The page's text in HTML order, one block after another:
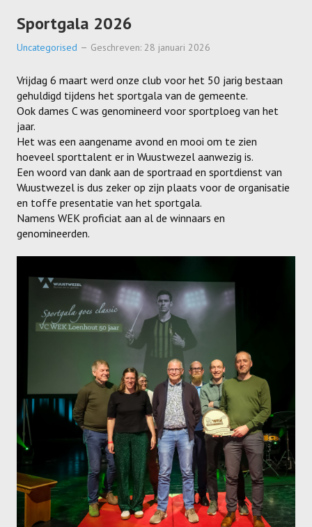
Sportgala 2026
Uncategorised Geschreven: 28 januari 2026
Vrijdag 6 maart werd onze club voor het 50 jarig bestaan
gehuldigd tijdens het sportgala van de gemeente.
Ook dames C was genomineerd voor sportploeg van het
jaar.
Het was een aangename avond en mooi om te zien
hoeveel sporttalent er in Wuustwezel aanwezig is.
Een woord van dank aan de sportraad en sportdienst van
Wuustwezel is dus zeker op zijn plaats voor de organisatie
en toffe presentatie van het sportgala.
Namens WEK proficiat aan al de winnaars en
genomineerden.